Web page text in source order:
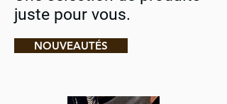
juste pour vous.
NOUVEAUTÉS